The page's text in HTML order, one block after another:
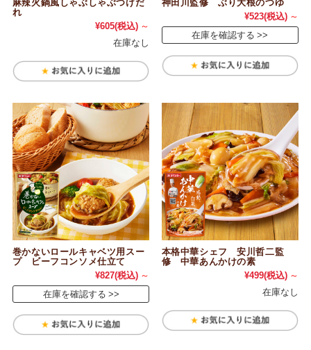
麻辣火鍋風しゃぶしゃぶつけだ
れ
¥605(税込) ～
在庫なし
神田川監修 ぶり大根のつゆ
¥523(税込) ～
在庫を確認する
巻かないロールキャベツ用スー
プ ビーフコンソメ仕立て
¥827(税込) ～
在庫を確認する
本格中華シェフ 安川哲二監
修 中華あんかけの素
¥499(税込) ～
在庫なし